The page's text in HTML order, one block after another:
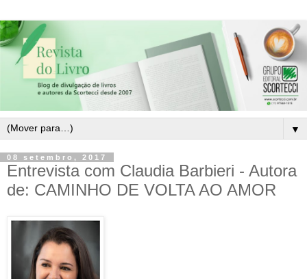
▼
08 setembro, 2017
Entrevista com Claudia Barbieri - Autora
de: CAMINHO DE VOLTA AO AMOR